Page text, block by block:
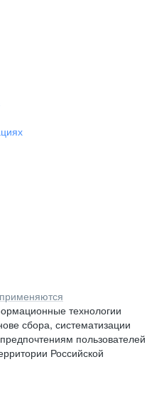
применяются
технологии
сбора, систематизации
пользователей
Российской